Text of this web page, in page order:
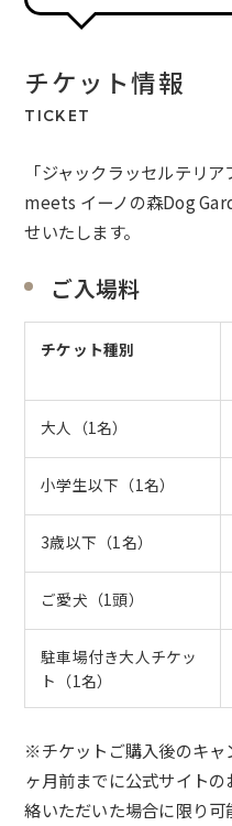
チケット情報
TICKET
「ジャックラッセルテリ
meets イーノの森Dog
せいたします。
ご入場料
チケット種別
大人（1名）
小学生以下（1名）
3歳以下（1名）
ご愛犬（1頭）
駐車場付き大人チケッ
ト（1名）
※チケットご購入後のキャ
ヶ月前までに公式サイト
絡いただいた場合に限り